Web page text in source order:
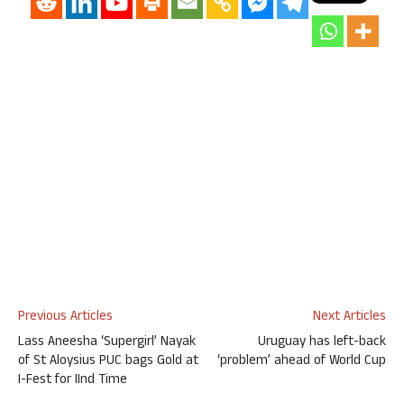
Previous Articles
Lass Aneesha ‘Supergirl’ Nayak
of St Aloysius PUC bags Gold at
I-Fest for IInd Time
Next Articles
Uruguay has left-back
‘problem’ ahead of World Cup